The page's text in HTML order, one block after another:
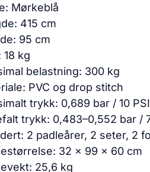
Mørkeblå
415 cm
95 cm
18 kg
belastning: 300 kg
PVC og drop stitch
trykk: 0,689 bar / 10 PSI
trykk: 0,483–0,552 bar /
2 padleårer, 2 seter, 2
32 x 99 x 60 cm
25,6 kg